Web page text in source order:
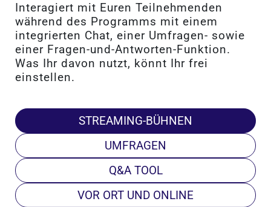
Interagiert mit Euren Teilnehmenden
während des Programms mit einem
integrierten Chat, einer Umfragen- sowie
einer Fragen-und-Antworten-Funktion.
Was Ihr davon nutzt, könnt Ihr frei
einstellen.
STREAMING-BÜHNEN
UMFRAGEN
Q&A TOOL
VOR ORT UND ONLINE